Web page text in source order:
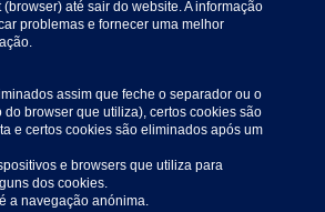
até sair do website. A informação
problemas e fornecer uma melhor
assim que feche o separador ou o
browser que utiliza), certos cookies são
e certos cookies são eliminados após um
e browsers que utiliza para
dos cookies.
a navegação anónima.